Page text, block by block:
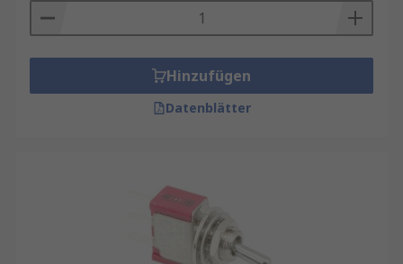
Hinzufügen
Datenblätter